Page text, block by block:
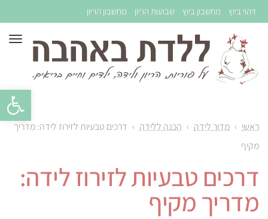
זיהוי ביוץ מחשבון ביוץ שבועות הריון מחשבון הריון
ראשי › מדור לידה › הכנה ללידה › דרכים טבעיות לזירוז לידה: מדריך
מקיף
דרכים טבעיות לזירוז לידה:
מדריך מקיף
פתח